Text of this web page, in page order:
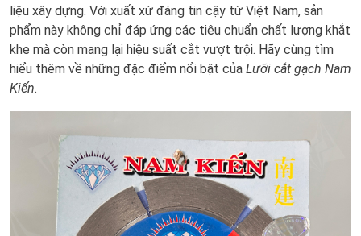
liệu xây dựng. Với xuất xứ đáng tin cậy từ Việt Nam, sản
phẩm này không chỉ đáp ứng các tiêu chuẩn chất lượng khắt
khe mà còn mang lại hiệu suất cắt vượt trội. Hãy cùng tìm
hiểu thêm về những đặc điểm nổi bật của Lưỡi cắt gạch Nam
Kiến.